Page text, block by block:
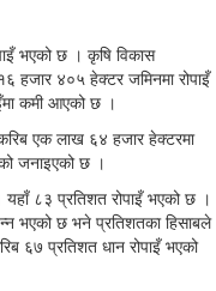
भएको छ । कृषि विकास
हजार ४०५ हेक्टर जमिनमा रोपाइँ
कमी आएको छ ।
एक लाख ६४ हजार हेक्टरमा
जनाइएको छ ।
यहाँ ८३ प्रतिशत रोपाइँ भएको छ ।
भएको छ भने प्रतिशतका हिसाबले
६७ प्रतिशत धान रोपाइँ भएको